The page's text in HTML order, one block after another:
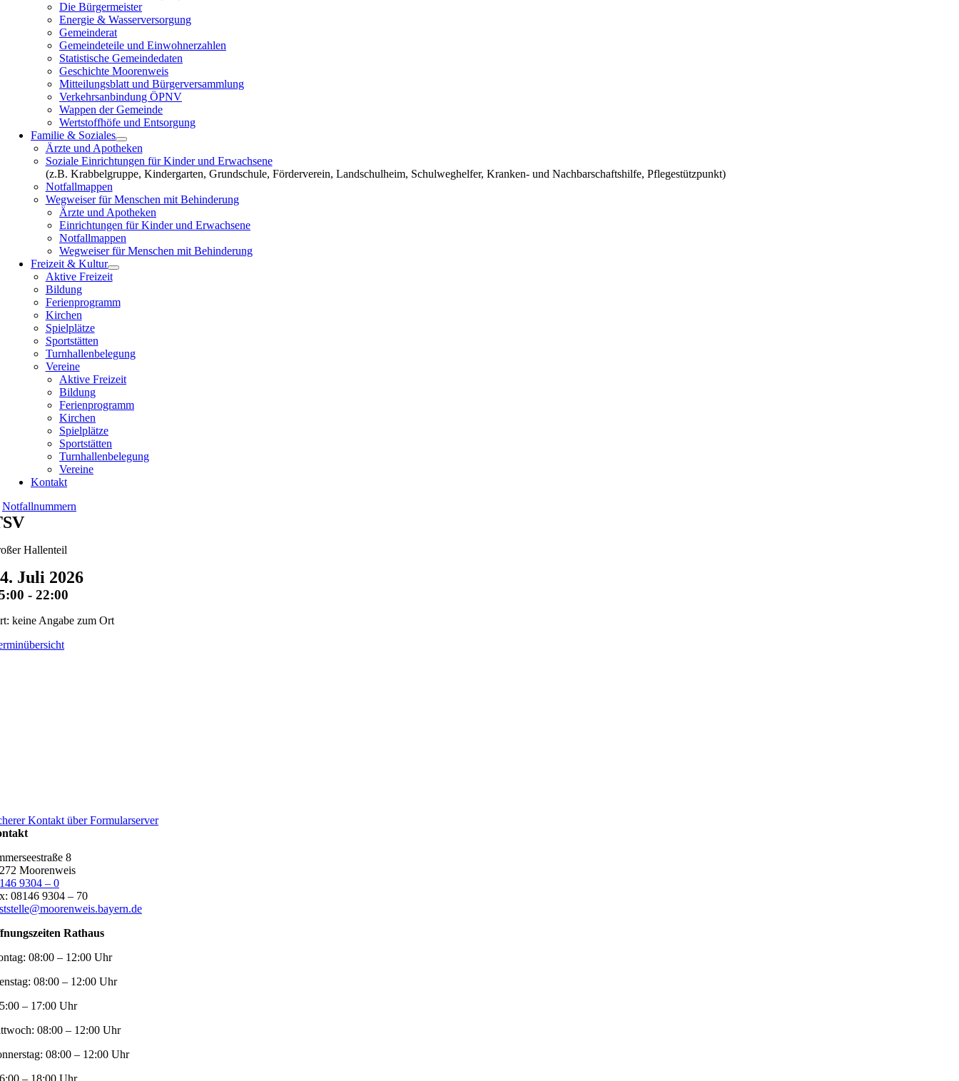
Die Bürgermeister
Energie & Wasserversorgung
Gemeinderat
Gemeindeteile und Einwohnerzahlen
Statistische Gemeindedaten
Geschichte Moorenweis
Mitteilungsblatt und Bürgerversammlung
Verkehrsanbindung ÖPNV
Wappen der Gemeinde
Wertstoffhöfe und Entsorgung
Familie & Soziales
Ärzte und Apotheken
Soziale Einrichtungen für Kinder und Erwachsene
(z.B. Krabbelgruppe, Kindergarten, Grundschule, Förderverein, Landschulheim, Schulweghelfer, Kranken- und Nachbarschaftshilfe, Pflegestützpunkt)
Notfallmappen
Wegweiser für Menschen mit Behinderung
Ärzte und Apotheken
Einrichtungen für Kinder und Erwachsene
Notfallmappen
Wegweiser für Menschen mit Behinderung
Freizeit & Kultur
Aktive Freizeit
Bildung
Ferienprogramm
Kirchen
Spielplätze
Sportstätten
Turnhallenbelegung
Vereine
Aktive Freizeit
Bildung
Ferienprogramm
Kirchen
Spielplätze
Sportstätten
Turnhallenbelegung
Vereine
Kontakt
Notfallnummern
Hallenteil
Juli 2026
- 22:00
keine Angabe zum Ort
Kontakt über Formularserver
8
Moorenweis
9304 – 0
08146 9304 – 70
Rathaus
08:00 – 12:00 Uhr
08:00 – 12:00 Uhr
– 17:00 Uhr
08:00 – 12:00 Uhr
08:00 – 12:00 Uhr
– 18:00 Uhr